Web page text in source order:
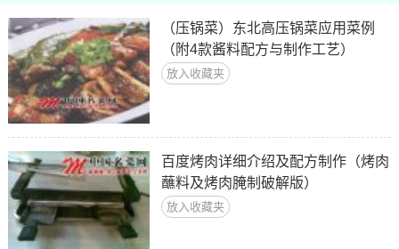
（压锅菜）东北高压锅菜应用菜例
（附4款酱料配方与制作工艺）
放入收藏夹
百度烤肉详细介绍及配方制作（烤肉
蘸料及烤肉腌制破解版）
放入收藏夹